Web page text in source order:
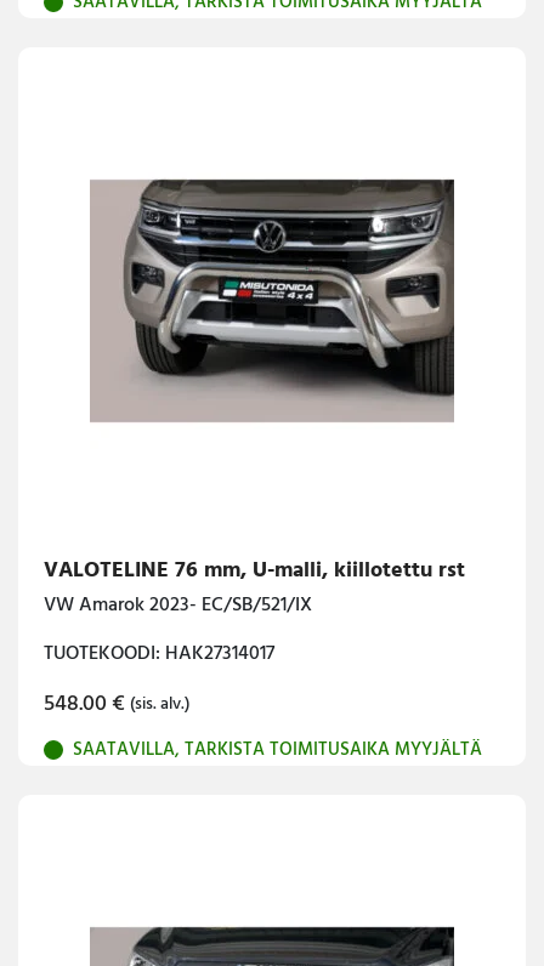
VALOTELINE 76 mm, U-malli, kiillotettu rst
VW Amarok 2023- EC/SB/521/IX
TUOTEKOODI: HAK27314017
548.00€ (sis. alv.)
SAATAVILLA, TARKISTA TOIMITUSAIKA MYYJÄLTÄ